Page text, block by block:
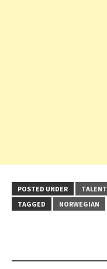
POSTED UNDER
TALENT
TAGGED
NORWEGIAN